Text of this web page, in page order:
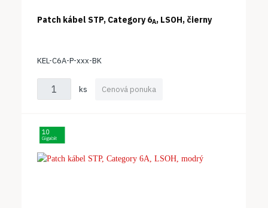
Patch kábel STP, Category 6A, LSOH, čierny
KEL-C6A-P-xxx-BK
ks Cenová ponuka